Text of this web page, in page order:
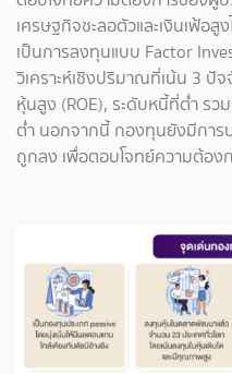
เศรษฐกิจชะลอตัวและเงินเฟ้อ
เป็นการลงทุนแบบ Factor
วิเคราะห์เชิงปริมาณที่เน้น 3
หุ้นสูง (ROE), ระดับหนี้ที่ต่ำ ร
ต่ำ นอกจากนี้ กองทุนยังมีการ
ถูกลง เพื่อตอบโจทย์ความต้อง